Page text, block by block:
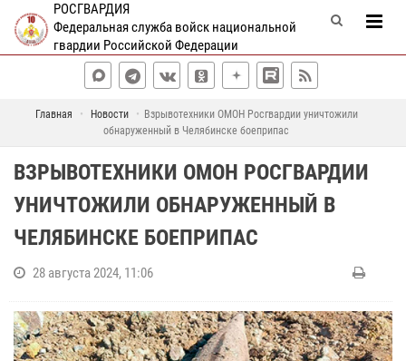
РОСГВАРДИЯ
Федеральная служба войск национальной
гвардии Российской Федерации
Главная Новости
Взрывотехники ОМОН Росгвардии уничтожили
обнаруженный в Челябинске боеприпас
ВЗРЫВОТЕХНИКИ ОМОН РОСГВАРДИИ
УНИЧТОЖИЛИ ОБНАРУЖЕННЫЙ В
ЧЕЛЯБИНСКЕ БОЕПРИПАС
28 августа 2024, 11:06